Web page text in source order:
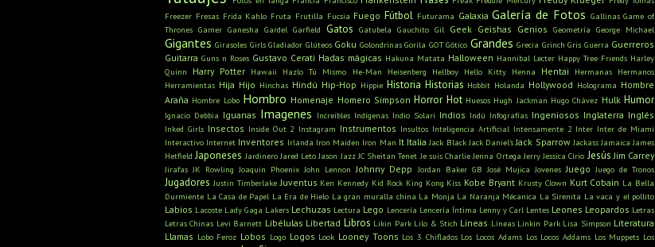
Freezer Fresas Frida Kahlo Fruta Frutilla Fucsia Fuego Fútbol Futurama Galaxia Galería de Fotos Gallinas Game of
Thrones Gamer Ganesha Gardel Garfield Gatos Gatubela Gauchito Gil Geek Geishas Genios Geometría George Michael
Gigantes Girasoles Girls Gladiador Glúteos Goku Golondrinas Gorila GOT Gótico Grandes Grecia Grinch Gris Guerra Guerreros
Guitarra Guns n Roses Gustavo Cerati Hadas mágicas Hakuna Matata Halloween Hannibal Lecter Happy Tree Friends Harley
Quinn
Harry Potter Hawaii Hazlo Tú Mismo He-Man Heisenberg Hellboy Hello Kitty Henna Hentai Hermanas Hermanos
Herramientas Hija Hijo Hinchas Hindú Hip-Hop Hippie Historia Historias Hobbit Holanda Hollywood Holograma Hombre
Araña Hombre Lobo Hombro Homenaje Homero Simpson Horror Hot Huesos Hugh Jackman Hugo Chávez Hulk Humor
Ignacio Debbia Iguanas Imagenes Increíbles Indígenas Indio Solari Indios Indú Infografías Ingeniosos Inglaterra Inglés
Inked Girls Insectos Inside Out 2 Instagram Instrumentos Insultos Inteligencia Artificial Intensamente 2 Inter Inter de Miami
Interactivo Internet Inventores Irlanda Iron Maiden Iron Man It Italia Jack Black Jack Daniel's Jack Sparrow Jackass Jamaica James
Hetfield Japoneses Jardinero Jared Leto Jason Jazz JC Sheitan Tenet Je suis Charlie Jenna Ortega Jerry Jessica Cirio Jesús Jim Carrey
Jirafas JK Rowling Joaquin Phoenix John Lennon Johnny Depp Jordan Baker GB José Mujica Jovenes Juego Juego de Tronos
Jugadores Justin Timberlake Juventus Ken Kennedy Kid Rock King Kong Kiss Kobe Bryant Krusty Clown Kurt Cobain La Bella
Durmiente La Casa de Papel La Era de Hielo La gran muralla china La Monja La Naranja Mécanica La Sirenita La vaca y el pollito
Labios Lacoste Lady Gaga Lakers Lechuzas Lectura Lego Lencería Lencería Íntima Lenny y Carl Lentes Leones Leopardos Letras
Letras Chinas Levi Barnett Libélulas Libertad Libros Likin Park Lilo & Stich Lineas Líneas Linkin Park Lisa Simpson Literatura
Llamas Lobo Feroz Lobos Logo Logos Look Looney Toons Los 3 Chiflados Los Locos Adams Los Locos Addams Los Muppets Los